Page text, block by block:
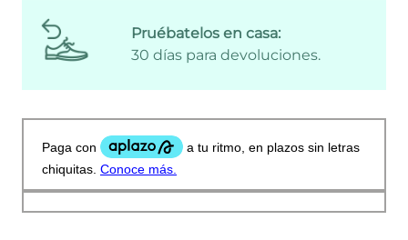
Pruébatelos en casa:
30 días para devoluciones.